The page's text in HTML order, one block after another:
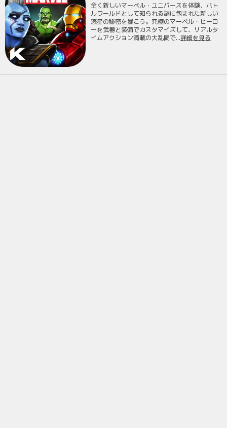
全く新しいマーベル・ユニバースを体験、バト
ルワールドとして知られる謎に包まれた新しい
惑星の秘密を暴こう。究極のマーベル・ヒーロ
ーを武器と装備でカスタマイズして、リアルタ
イムアクション満載の大乱闘で...詳細を見る